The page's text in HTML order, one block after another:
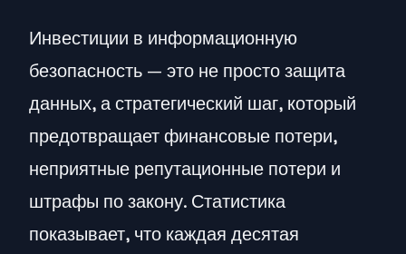
Инвестиции в информационную
безопасность — это не просто защита
данных, а стратегический шаг, который
предотвращает финансовые потери,
неприятные репутационные потери и
штрафы по закону. Статистика
показывает, что каждая десятая